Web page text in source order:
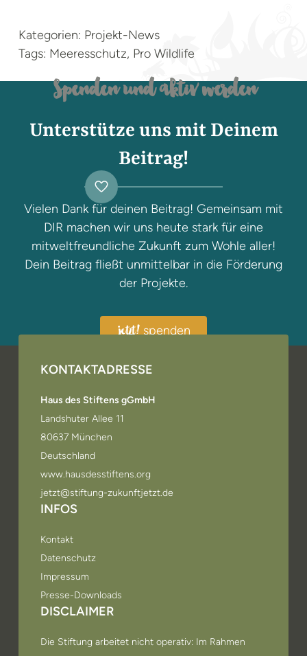
Kategorien: Projekt-News
Tags: Meeresschutz, Pro Wildlife
Spenden und aktiv werden
Unterstütze uns mit Deinem
Beitrag!
Vielen Dank für deinen Beitrag! Gemeinsam mit
DIR machen wir uns heute stark für eine
mitweltfreundliche Zukunft zum Wohle aller!
Dein Beitrag fließt unmittelbar in die Förderung
der Projekte.
jetzt!spenden
KONTAKTADRESSE
Haus des Stiftens gGmbH
Landshuter Allee 11
80637 München
Deutschland
www.hausdesstiftens.org
jetzt@stiftung-zukunftjetzt.de
INFOS
Kontakt
Datenschutz
Impressum
Presse-Downloads
DISCLAIMER
Die Stiftung arbeitet nicht operativ: Im Rahmen